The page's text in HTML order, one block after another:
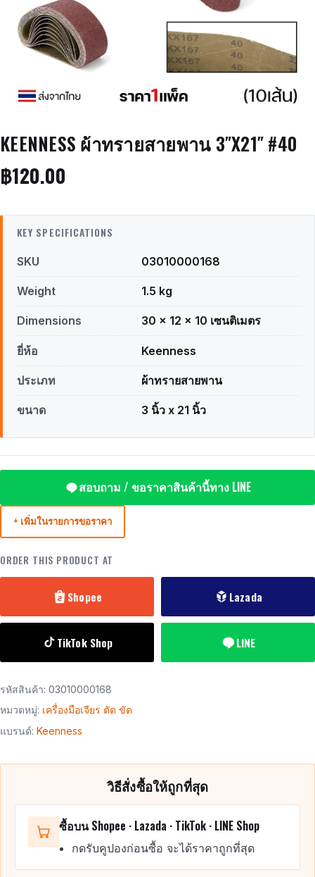
KEENNESS ผ้าทรายสายพาน 3″X21″ #40
฿120.00
KEY SPECIFICATIONS
SKU 03010000168
Weight 1.5 kg
Dimensions 30 × 12 × 10 เซนติเมตร
ยี่ห้อ Keenness
ประเภท ผ้าทรายสายพาน
ขนาด 3 นิ้ว x 21 นิ้ว
สอบถาม / ขอราคาสินค้านี้ทาง LINE
+ เพิ่มในรายการขอราคา
ORDER THIS PRODUCT AT
Shopee Lazada
TikTok Shop LINE
รหัสสินค้า: 03010000168
หมวดหมู่: เครื่องมือเจียร ตัด ขัด
แบรนด์: Keenness
วิธีสั่งซื้อให้ถูกที่สุด
ซื้อบน Shopee · Lazada · TikTok · LINE Shop
กดรับคูปองก่อนซื้อ จะได้ราคาถูกที่สุด